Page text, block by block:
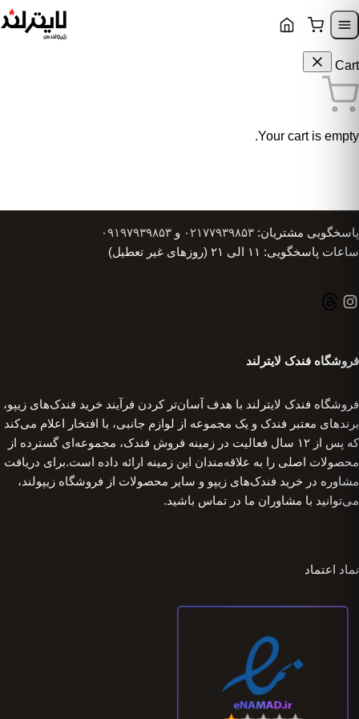
Skip to navigation
Cart
Your cart is empty.
پاسخگویی مشتریان: ۰۲۱۷۷۹۳۹۸۵۳ و ۰۹۱۹۷۹۳۹۸۵۳
ساعات پاسخگویی: ۱۱ الی ۲۱ (روزهای غیر تعطیل)
فروشگاه فندک لایترلند
فروشگاه فندک لایترلند با هدف آسان‌تر کردن فرآیند خرید فندک‌های زیپو،
برندهای معتبر فندک و یک مجموعه از لوازم جانبی، با افتخار اعلام می‌کند
که پس از ۱۲ سال فعالیت در زمینه فروش فندک، مجموعه‌ای گسترده از
محصولات اصلی را به علاقه‌مندان این زمینه ارائه داده است.برای دریافت
مشاوره در خرید فندک‌های زیپو و سایر محصولات از فروشگاه زیپولند،
می‌توانید با مشاوران ما در تماس باشید.
نماد اعتماد